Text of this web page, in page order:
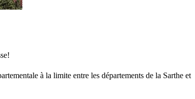
à la limite entre les départements de la Sarthe et